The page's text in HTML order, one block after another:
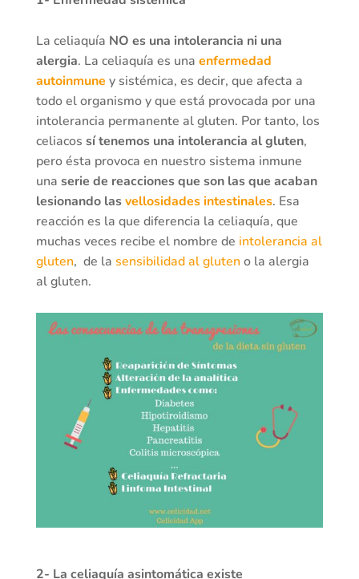
La celiaquía NO es una intolerancia ni una
alergia. La celiaquía es una enfermedad
autoinmune y sistémica, es decir, que afecta a
todo el organismo y que está provocada por una
intolerancia permanente al gluten. Por tanto, los
celiacos sí tenemos una intolerancia al gluten,
pero ésta provoca en nuestro sistema inmune
una serie de reacciones que son las que acaban
lesionando lasvellosidades intestinales. Esa
reacción es la que diferencia la celiaquía, que
muchas veces recibe el nombre de intolerancia al
gluten, de la sensibilidad al gluten o la alergia
al gluten.
2- La celiaquía asintomática existe